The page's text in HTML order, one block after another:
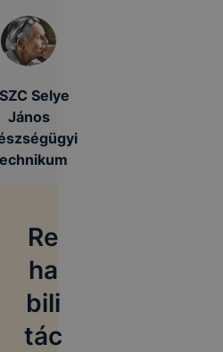
Selye
János
Re
ha
bili
tác